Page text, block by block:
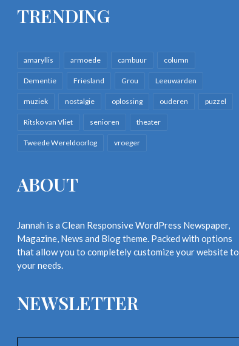
TRENDING
amaryllis armoede cambuur column
Dementie Friesland Grou Leeuwarden
muziek nostalgie oplossing ouderen puzzel
Ritsko van Vliet senioren theater
Tweede Wereldoorlog vroeger
ABOUT
Jannah is a Clean Responsive WordPress Newspaper,
Magazine, News and Blog theme. Packed with options
that allow you to completely customize your website to
your needs.
NEWSLETTER